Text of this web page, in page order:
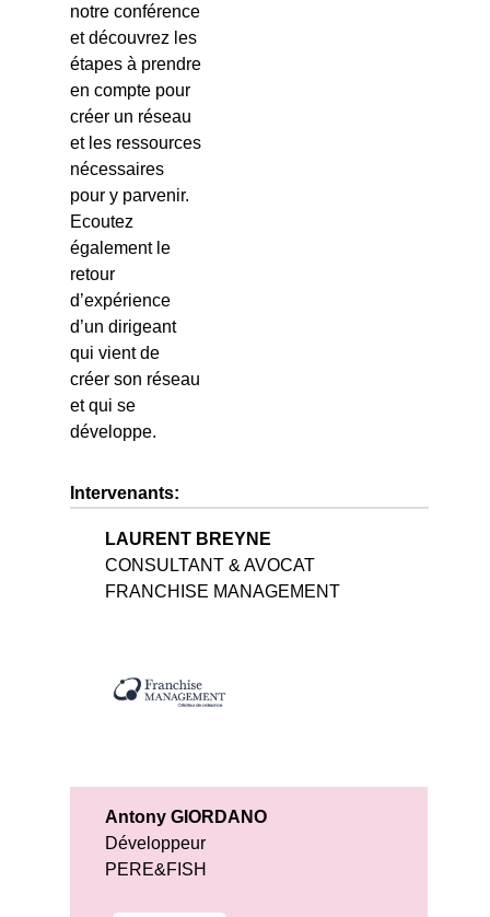
notre conférence
et découvrez les
étapes à prendre
en compte pour
créer un réseau
et les ressources
nécessaires
pour y parvenir.
Ecoutez
également le
retour
d’expérience
d’un dirigeant
qui vient de
créer son réseau
et qui se
développe.
Intervenants:
LAURENT BREYNE
CONSULTANT & AVOCAT
FRANCHISE MANAGEMENT
Antony GIORDANO
Développeur
PERE&FISH